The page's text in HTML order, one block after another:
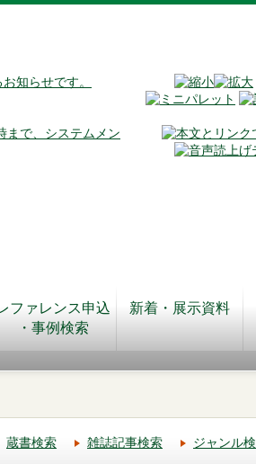
知らせです。
まで、システムメン
ファレンス申込
・事例検索
新着・展示資料
蔵書検索 雑誌記事検索 ジャンル